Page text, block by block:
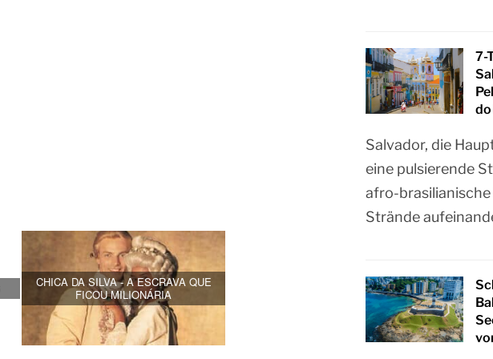
CHICA DA SILVA - A ESCRAVA QUE
FICOU MILIONÁRIA
7-
Salvador, die
eine pulsierende
afro-brasilianische
Strände